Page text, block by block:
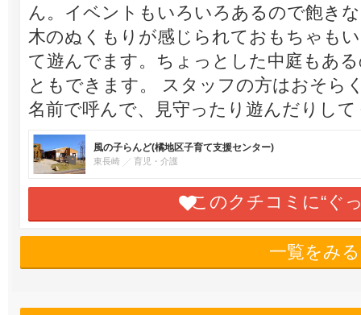
ん。イベントもいろいろあるので飽き
木のぬくもりが感じられておもちゃも
て遊んでます。ちょっとした中庭もあ
ともできます。 スタッフの方はおそら
名前で呼んで、見守ったり遊んだりし
風の子らんど(橘地区子育て支援センター)
東長崎 育児・介護
このクチコミに“ぐ
一覧をみる